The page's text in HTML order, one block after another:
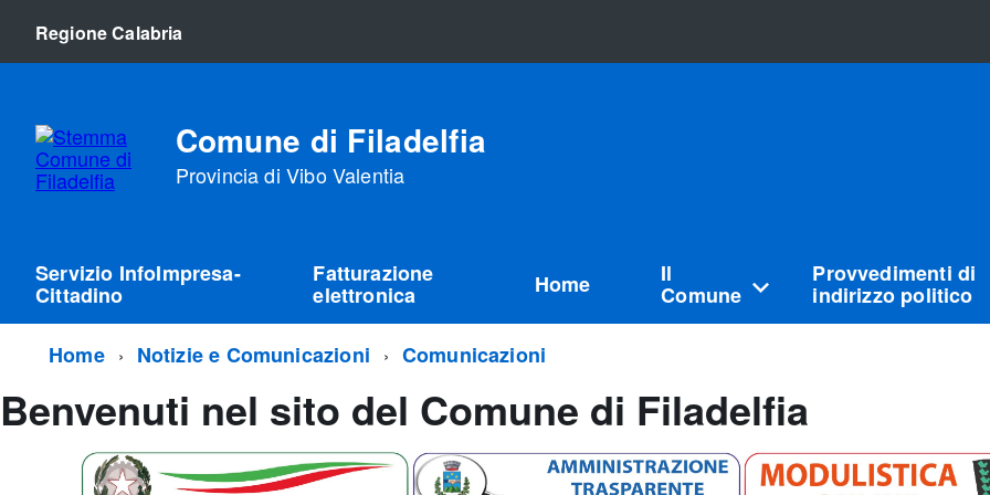
Regione Calabria
Comune di Filadelfia
Provincia di Vibo Valentia
Servizio InfoImpresa-
Cittadino
Fatturazione
elettronica Home Il
Comune
Provvedimenti di
indirizzo politico
Home Notizie e Comunicazioni Comunicazioni
Benvenuti nel sito del Comune di Filadelfia